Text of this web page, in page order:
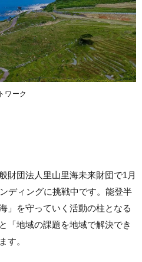
ワーク
財団法人里山里海未来財団で1月
ディングに挑戦中です。能登半
」を守っていく活動の柱となる
「地域の課題を地域で解決でき
す。